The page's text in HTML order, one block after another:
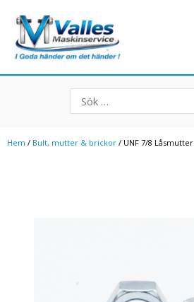
innehåll
Search
for:
Hem / Bult, mutter & brickor / UNF 7/8 Låsmutter